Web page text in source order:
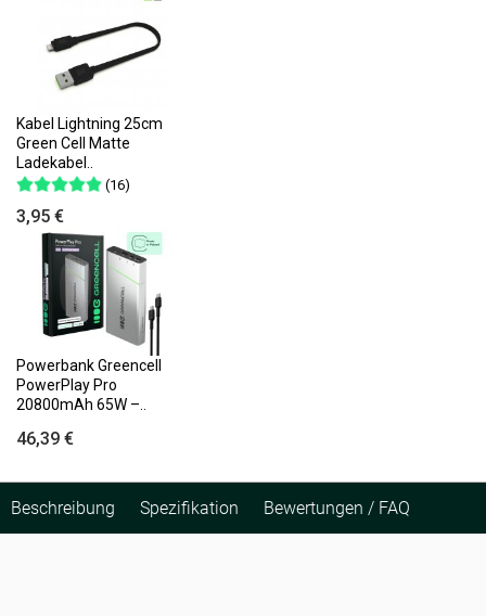
Kabel Lightning 25cm
Green Cell Matte
Ladekabel..
(16)
3,95 €
Powerbank Greencell
PowerPlay Pro
20800mAh 65W –..
46,39 €
Beschreibung Spezifikation Bewertungen / FAQ